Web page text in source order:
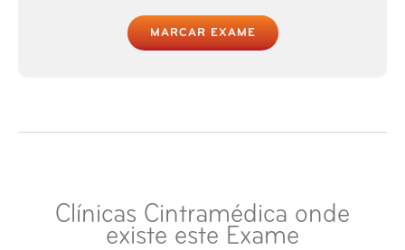
MARCAR EXAME
Clínicas Cintramédica onde
existe este Exame